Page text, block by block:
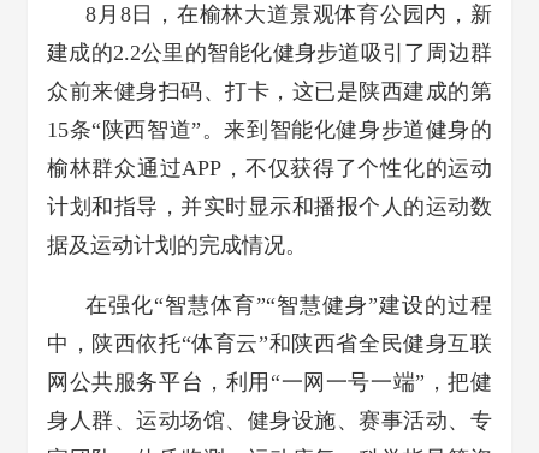
8月8日，在榆林大道景观体育公园内，新
建成的2.2公里的智能化健身步道吸引了周边群
众前来健身扫码、打卡，这已是陕西建成的第
15条“陕西智道”。来到智能化健身步道健身的
榆林群众通过APP，不仅获得了个性化的运动
计划和指导，并实时显示和播报个人的运动数
据及运动计划的完成情况。
在强化“智慧体育”“智慧健身”建设的过程
中，陕西依托“体育云”和陕西省全民健身互联
网公共服务平台，利用“一网一号一端”，把健
身人群、运动场馆、健身设施、赛事活动、专